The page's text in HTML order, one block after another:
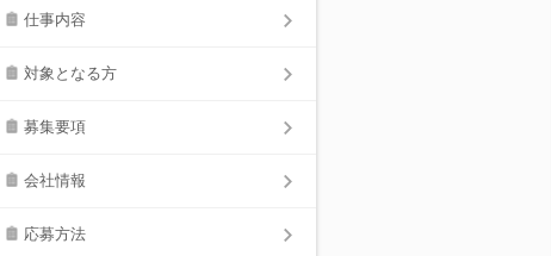
仕事内容
対象となる方
募集要項
会社情報
応募方法